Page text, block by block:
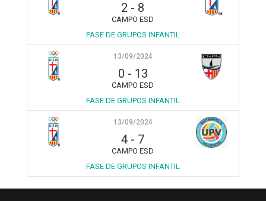
2 - 8
CAMPO ESD
FASE DE GRUPOS INFANTIL
13/09/2024
0 - 13
CAMPO ESD
FASE DE GRUPOS INFANTIL
13/09/2024
4 - 7
CAMPO ESD
FASE DE GRUPOS INFANTIL